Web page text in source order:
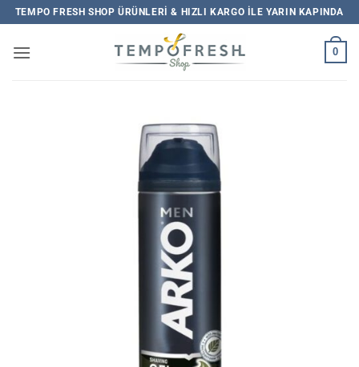
İçeriğe
atla
TEMPO FRESH SHOP ÜRÜNLERI & HIZLI KARGO ILE YARIN KAPINDA
0